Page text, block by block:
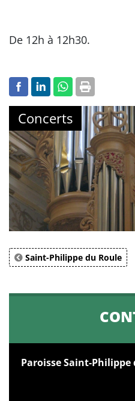
De 12h à 12h30.
Concerts
Saint-Philippe du Roule
Paroisse Saint-Philippe